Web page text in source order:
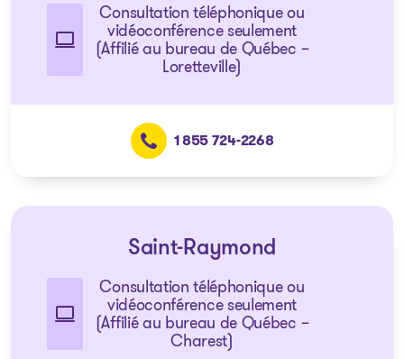
Consultation téléphonique ou
vidéoconférence seulement
(Affilié au bureau de Québec –
Loretteville)
1 855 724-2268
Saint-Raymond
Consultation téléphonique ou
vidéoconférence seulement
(Affilié au bureau de Québec –
Charest)